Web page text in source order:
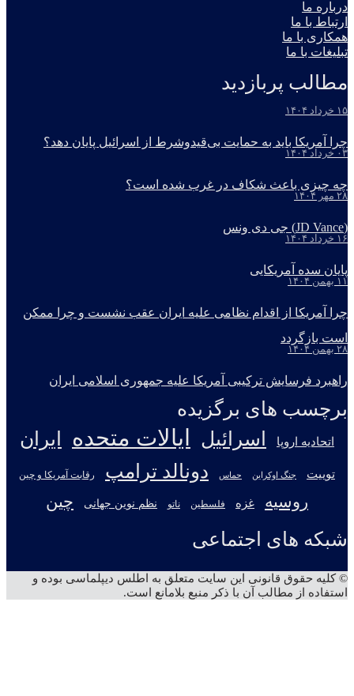
درباره ما
ارتباط با ما
همکاری با ما
تبلیغات با ما
مطالب پربازدید
۱۵ خرداد ۱۴۰۴
چرا آمریکا باید به حمایت بی‌قیدوشرط از اسرائیل پایان دهد؟
۰۳ خرداد ۱۴۰۴
چه چیزی باعث شکاف در غرب شده است؟
۲۸ مهر ۱۴۰۴
(JD Vance) جی دی ونس
۱۶ خرداد ۱۴۰۴
پایان سده آمریکایی
۱۱ بهمن ۱۴۰۴
چرا آمریکا از اقدام نظامی علیه ایران عقب نشست و چرا ممکن
است بازگردد
۲۸ بهمن ۱۴۰۴
راهبرد فرسایش ترکیبی آمریکا علیه جمهوری اسلامی ایران
برچسب های برگزیده
اتحادیه اروپا اسرائیل ایالات متحده ایران
توییت جنگ اوکراین حماس دونالد ترامپ رقابت آمریکا و چین
روسیه غزه فلسطین ناتو نظم نوین جهانی چین
شبکه های اجتماعی
© کلیه حقوق قانونی این سایت متعلق به اطلس دیپلماسی بوده و
استفاده از مطالب آن با ذکر منبع بلامانع است.